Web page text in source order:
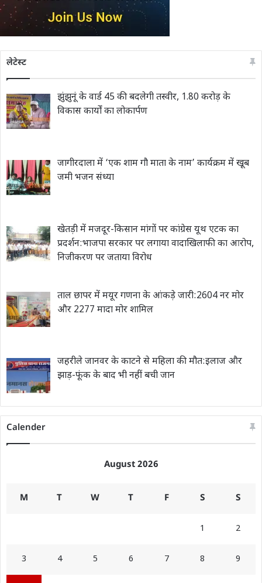
लेटेस्ट
झुंझुनूं के वार्ड 45 की बदलेगी तस्वीर, 1.80 करोड़ के
विकास कार्यों का लोकार्पण
जागीरदाला में ‘एक शाम गौ माता के नाम’ कार्यक्रम में खूब
जमी भजन संध्या
खेतड़ी में मजदूर-किसान मांगों पर कांग्रेस यूथ एटक का
प्रदर्शन:भाजपा सरकार पर लगाया वादाखिलाफी का आरोप,
निजीकरण पर जताया विरोध
ताल छापर में मयूर गणना के आंकड़े जारी:2604 नर मोर
और 2277 मादा मोर शामिल
जहरीले जानवर के काटने से महिला की मौत:इलाज और
झाड़-फूंक के बाद भी नहीं बची जान
Calender
August 2026
M T W T F S S
1 2
3 4 5 6 7 8 9